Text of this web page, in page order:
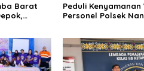
Barat
Peduli Kenyamanan
Personel Polsek